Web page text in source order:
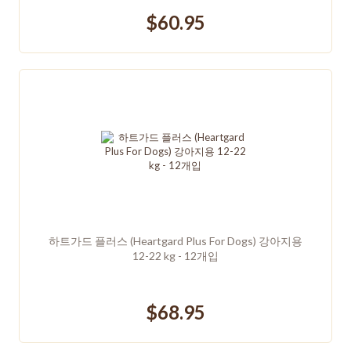
$60.95
하트가드 플러스 (Heartgard Plus For Dogs) 강아지용
12-22 kg - 12개입
$68.95